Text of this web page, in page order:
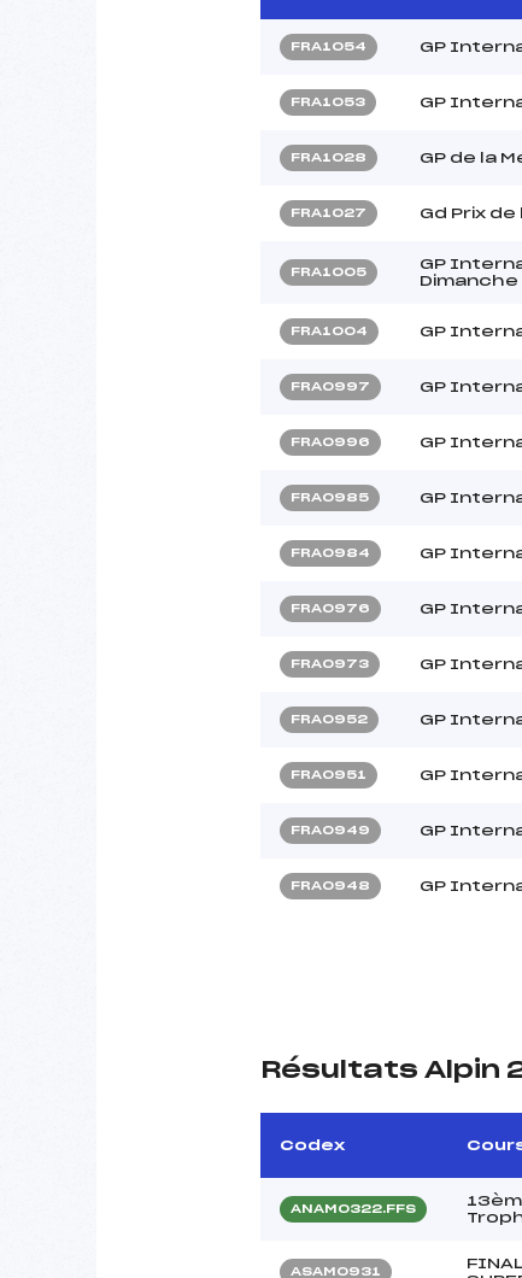
FRA1054 GP
FRA1053 GP
FRA1028 GP de la
FRA1027 Gd Prix de
FRA1005
GP
Dimanche
FRA1004 GP
FRA0997 GP
FRA0996 GP
FRA0985 GP
FRA0984 GP
FRA0976 GP
FRA0973 GP
FRA0952 GP
FRA0951 GP
FRA0949 GP
FRA0948 GP
Résultats Alpin
Codex
ANAM0322.FFS
ASAM0931